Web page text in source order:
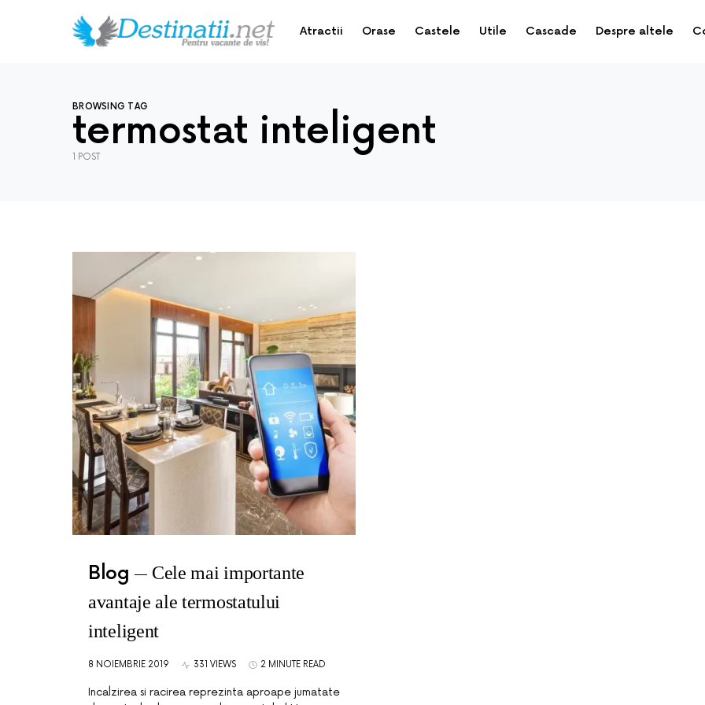
Atractii Orase Castele Utile Cascade Despre altele
BROWSING TAG
termostat inteligent
1 POST
Blog
Cele mai importante
avantaje ale termostatului
inteligent
8 NOIEMBRIE 2019 331 VIEWS 2 MINUTE READ
Incalzirea si racirea reprezinta aproape jumatate